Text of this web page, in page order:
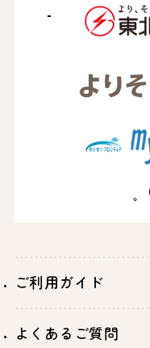
ご利用ガイド
よくあるご質問